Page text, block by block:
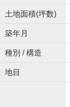
土地面積(坪数)
築年月
種別 / 構造
地目